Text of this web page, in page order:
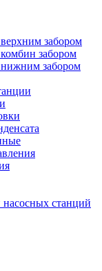
забором
забором
забором
станций